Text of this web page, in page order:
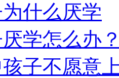
什么厌学
学怎么办
子不愿意